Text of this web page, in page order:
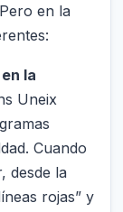
en la
la
Uneix
Cuando
desde la
rojas” y